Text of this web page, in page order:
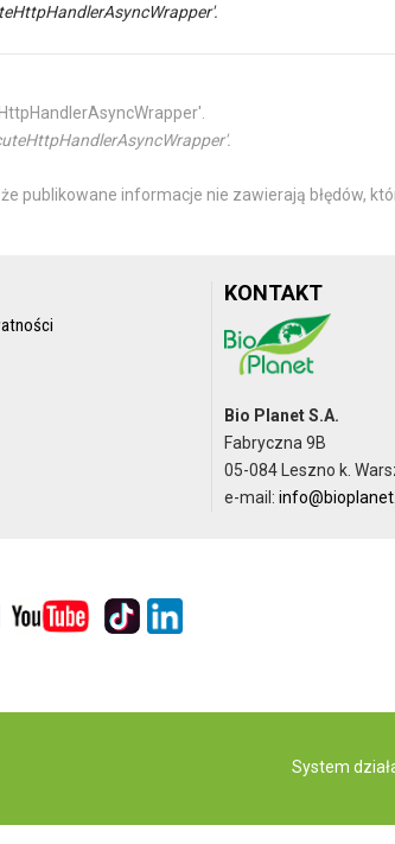
publikowane informacje nie zawierają błędów,
KONTAKT
Bio Planet S.A.
Fabryczna 9B
05-084 Leszno k.
e-mail:
System